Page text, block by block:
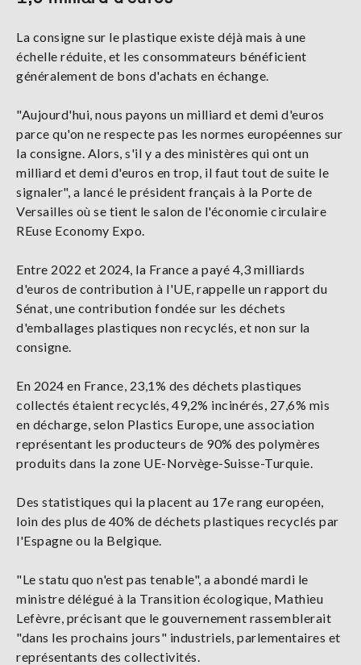
La consigne sur le plastique existe déjà mais à une
échelle réduite, et les consommateurs bénéficient
généralement de bons d'achats en échange.
"Aujourd'hui, nous payons un milliard et demi d'euros
parce qu'on ne respecte pas les normes européennes sur
la consigne. Alors, s'il y a des ministères qui ont un
milliard et demi d'euros en trop, il faut tout de suite le
signaler", a lancé le président français à la Porte de
Versailles où se tient le salon de l'économie circulaire
REuse Economy Expo.
Entre 2022 et 2024, la France a payé 4,3 milliards
d'euros de contribution à l'UE, rappelle un rapport du
Sénat, une contribution fondée sur les déchets
d'emballages plastiques non recyclés, et non sur la
consigne.
En 2024 en France, 23,1% des déchets plastiques
collectés étaient recyclés, 49,2% incinérés, 27,6% mis
en décharge, selon Plastics Europe, une association
représentant les producteurs de 90% des polymères
produits dans la zone UE-Norvège-Suisse-Turquie.
Des statistiques qui la placent au 17e rang européen,
loin des plus de 40% de déchets plastiques recyclés par
l'Espagne ou la Belgique.
"Le statu quo n'est pas tenable", a abondé mardi le
ministre délégué à la Transition écologique, Mathieu
Lefèvre, précisant que le gouvernement rassemblerait
"dans les prochains jours" industriels, parlementaires et
représentants des collectivités.